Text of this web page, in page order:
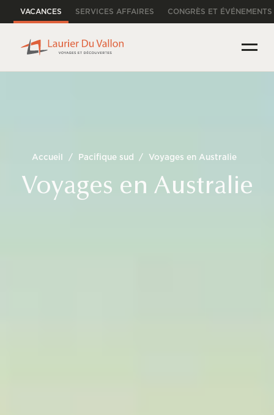
VACANCES SERVICES AFFAIRES CONGRÈS ET ÉVÉNEMENTS
Accueil / Pacifique sud / Voyages en Australie
Voyages en Australie